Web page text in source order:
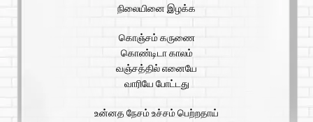
நிலையினை இழக்க
கொஞ்சம் கருணை
கொண்டிடா காலம்
வஞ்சத்தில் எனையே
வாரியே போட்டது
உன்னத நேசம் உச்சம் பெற்றதாய்